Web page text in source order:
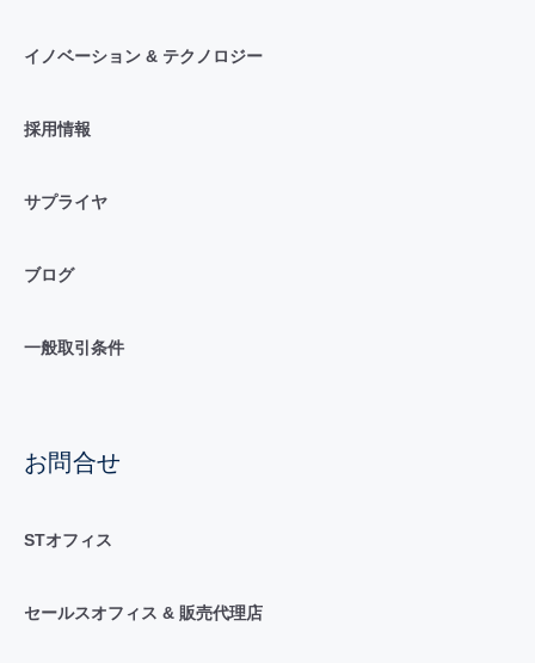
イノベーション & テクノロジー
採用情報
サプライヤ
ブログ
一般取引条件
お問合せ
STオフィス
セールスオフィス & 販売代理店